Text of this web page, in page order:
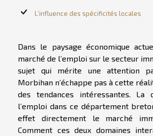
L’influence des spécificités locales
Dans le paysage économique
marché de l’emploi sur le secteur
sujet qui mérite une attention
Morbihan n’échappe pas à cette
des tendances intéressantes. La
l’emploi dans ce département
effet directement le marché
Comment ces deux domaines